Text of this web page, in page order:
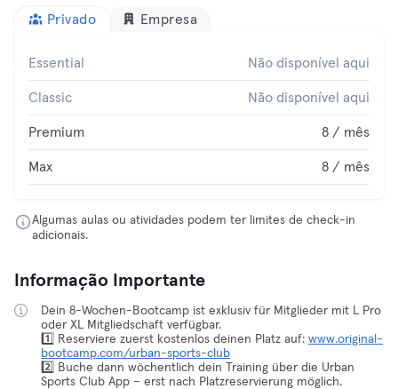
Privado Empresa
Essential Não disponível aqui
Classic Não disponível aqui
Premium 8 / mês
Max 8 / mês
Algumas aulas ou atividades podem ter limites de check-in
adicionais.
Informação Importante
Dein 8-Wochen-Bootcamp ist exklusiv für Mitglieder mit L Pro
oder XL Mitgliedschaft verfügbar.
1️⃣ Reserviere zuerst kostenlos deinen Platz auf: www.original-
bootcamp.com/urban-sports-club
2️⃣ Buche dann wöchentlich dein Training über die Urban
Sports Club App – erst nach Platzreservierung möglich.